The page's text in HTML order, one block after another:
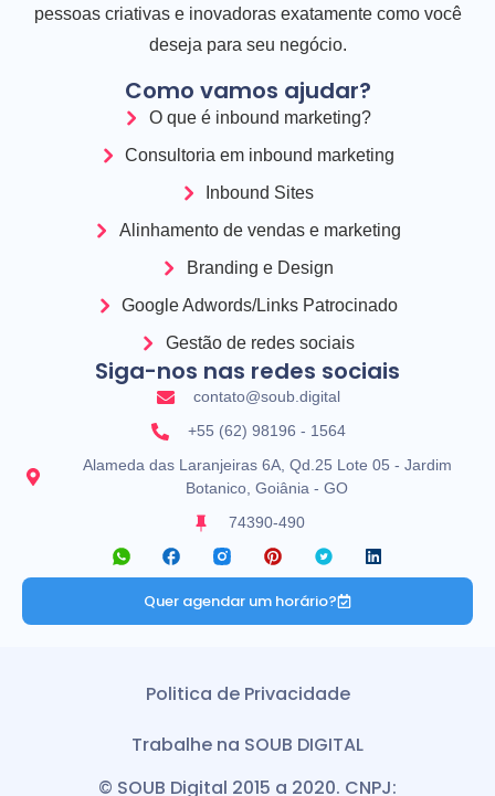
Siga-nos nas redes sociais
contato@soub.digital
+55 (62) 98196 - 1564
Alameda das Laranjeiras 6A, Qd.25 Lote 05 - Jardim
Botanico, Goiânia - GO
74390-490
Quer agendar um horário?
pessoas criativas e inovadoras exatamente como você
deseja para seu negócio.
Como vamos ajudar?
O que é inbound marketing?
Consultoria em inbound marketing
Inbound Sites
Alinhamento de vendas e marketing
Branding e Design
Google Adwords/Links Patrocinado
Gestão de redes sociais
Politica de Privacidade
Trabalhe na SOUB DIGITAL
© SOUB Digital 2015 a 2020. CNPJ: